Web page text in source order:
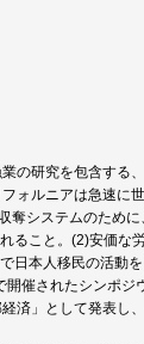
の研究を包含する
ォルニアは急速に
システムのため
ること。(2)安価な
日本人移民の活動
催されたシンポ
済」として発表し